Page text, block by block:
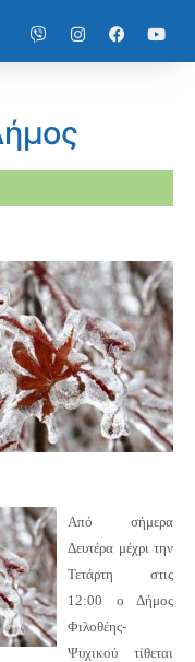
Από σήμερα
Δευτέρα μέχρι την
Τετάρτη στις
12:00 ο Δήμος
Φιλοθέης-
Ψυχικού τίθεται